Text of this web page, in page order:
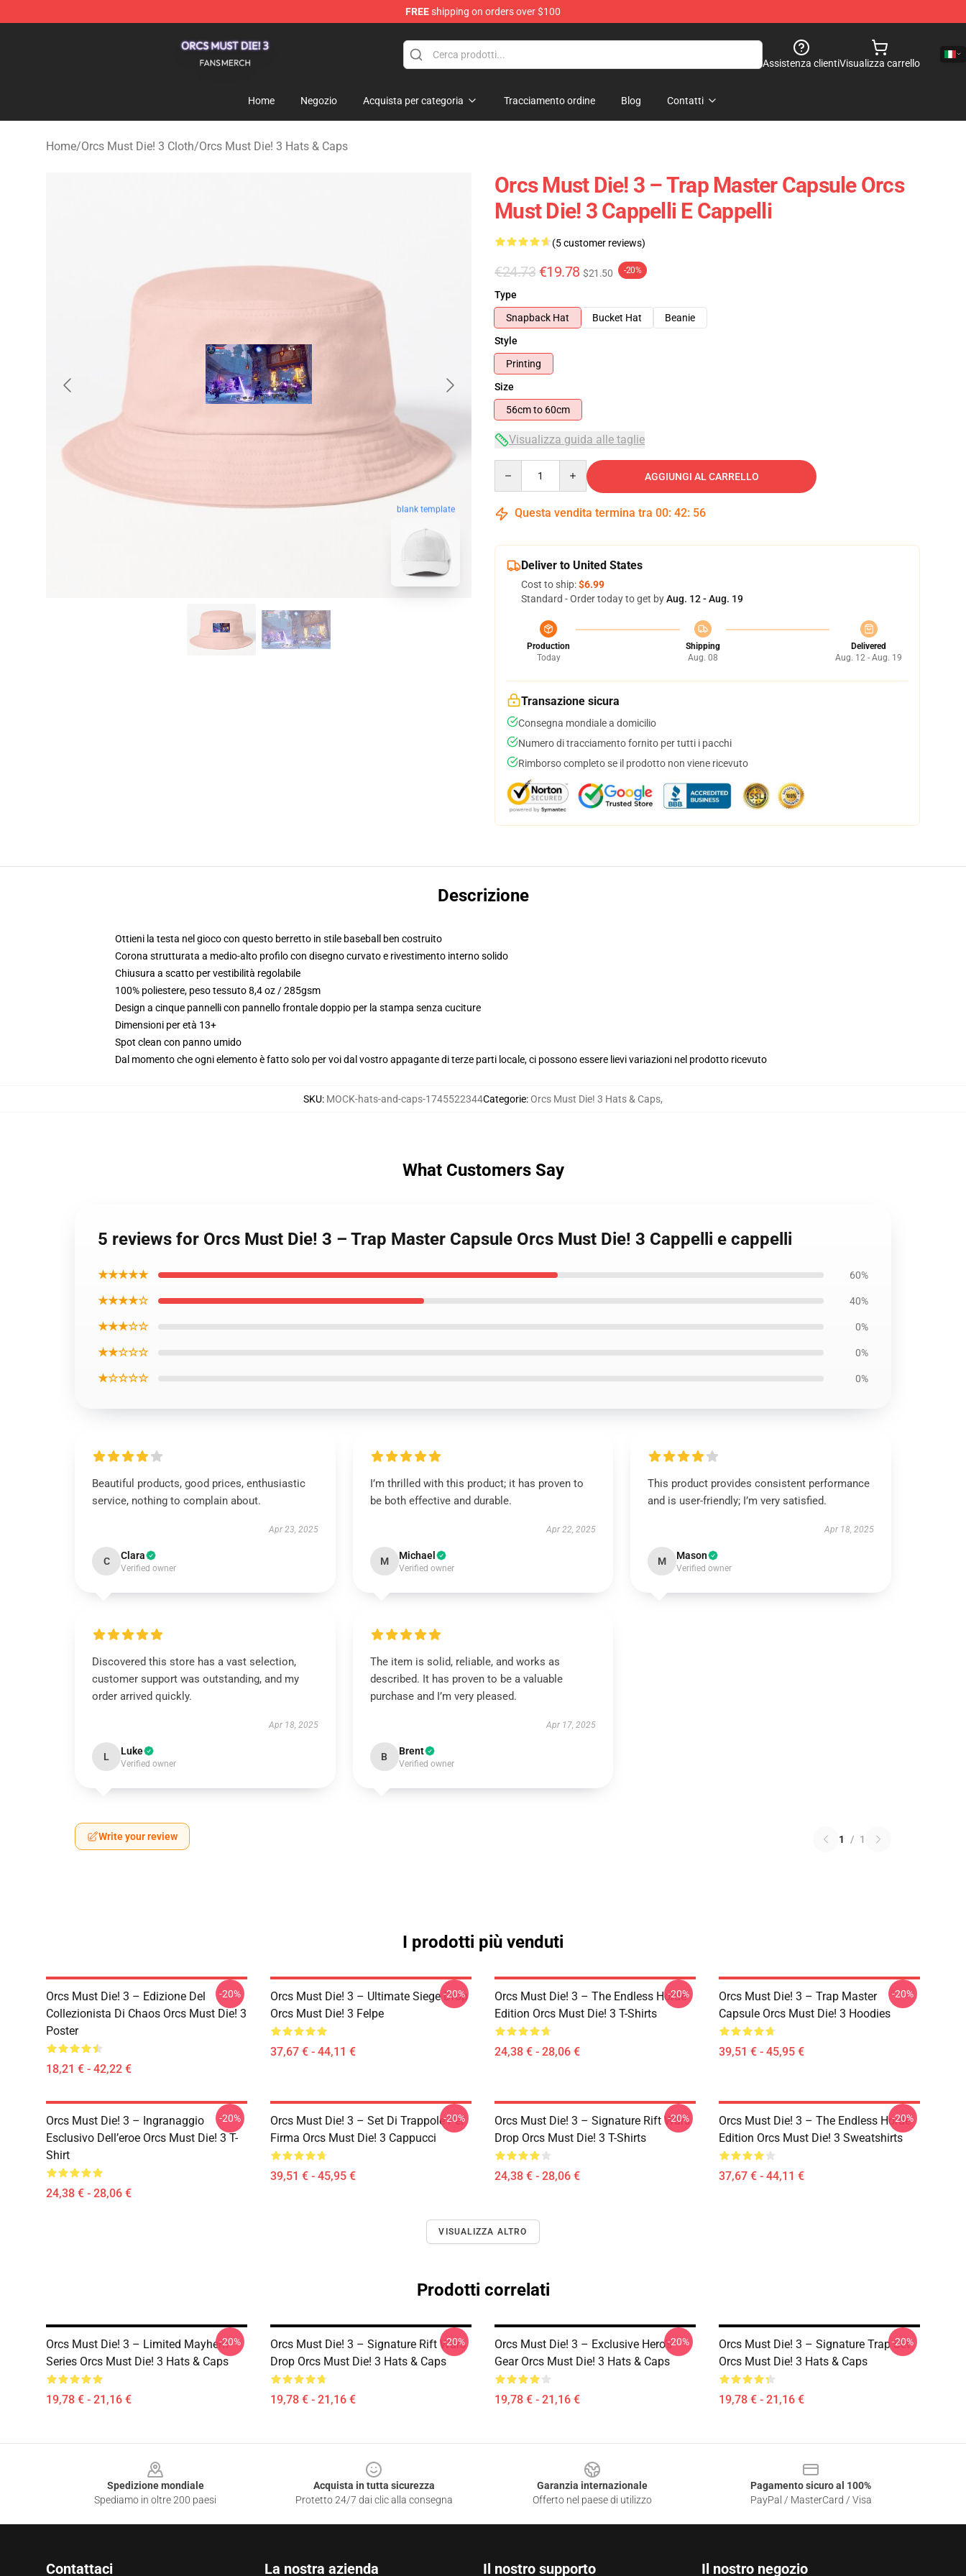
FREEshipping on orders over $100
Assistenza clientiVisualizza carrello
Home Negozio Acquista per categoria Tracciamento ordine Blog Contatti
Home/Orcs Must Die! 3 Cloth/Orcs Must Die! 3 Hats & Caps
blank template
Orcs Must Die! 3 – Trap Master Capsule Orcs
Must Die! 3 Cappelli E Cappelli
(5 customer reviews)
€24.73 €19.78 $21.50 -20%
Type
Snapback Hat
Bucket Hat
Beanie
Style
Printing
Size
56cm to 60cm
Visualizza guida alle taglie
AGGIUNGI AL CARRELLO
Questa vendita termina tra 00: 42: 54
Deliver to United States
Cost to ship:$6.99
Standard - Order today to get byAug. 12 - Aug. 19
Production
Today
Shipping
Aug. 08
Delivered
Aug. 12 - Aug. 19
Transazione sicura
Consegna mondiale a domicilio
Numero di tracciamento fornito per tutti i pacchi
Rimborso completo se il prodotto non viene ricevuto
Descrizione
Ottieni la testa nel gioco con questo berretto in stile baseball ben costruito
Corona strutturata a medio-alto profilo con disegno curvato e rivestimento interno solido
Chiusura a scatto per vestibilità regolabile
100% poliestere, peso tessuto 8,4 oz / 285gsm
Design a cinque pannelli con pannello frontale doppio per la stampa senza cuciture
Dimensioni per età 13+
Spot clean con panno umido
Dal momento che ogni elemento è fatto solo per voi dal vostro appagante di terze parti locale, ci possono essere lievi variazioni nel prodotto ricevuto
SKU: MOCK-hats-and-caps-1745522344Categorie:Orcs Must Die! 3 Hats & Caps,
What Customers Say
5 reviews for Orcs Must Die! 3 – Trap Master Capsule Orcs Must Die! 3 Cappelli e cappelli
★★★★★ 60%
★★★★☆ 40%
★★★☆☆ 0%
★★☆☆☆ 0%
★☆☆☆☆ 0%
Beautiful products, good prices, enthusiastic
service, nothing to complain about.
Apr 23, 2025
C Clara
Verified owner
I’m thrilled with this product; it has proven to
be both effective and durable.
Apr 22, 2025
M Michael
Verified owner
This product provides consistent performance
and is user-friendly; I’m very satisfied.
Apr 18, 2025
M Mason
Verified owner
Discovered this store has a vast selection,
customer support was outstanding, and my
order arrived quickly.
Apr 18, 2025
L Luke
Verified owner
The item is solid, reliable, and works as
described. It has proven to be a valuable
purchase and I’m very pleased.
Apr 17, 2025
B Brent
Verified owner
Write your review 1 / 1
I prodotti più venduti
Orcs Must Die! 3 – Edizione Del
Collezionista Di Chaos Orcs Must Die! 3
Poster
18,21 € - 42,22 €
-20%
Orcs Must Die! 3 – Ultimate Siege Drop
Orcs Must Die! 3 Felpe
37,67 € - 44,11 €
-20%
Orcs Must Die! 3 – The Endless Horde
Edition Orcs Must Die! 3 T-Shirts
24,38 € - 28,06 €
-20%
Orcs Must Die! 3 – Trap Master
Capsule Orcs Must Die! 3 Hoodies
39,51 € - 45,95 €
-20%
Orcs Must Die! 3 – Ingranaggio
Esclusivo Dell’eroe Orcs Must Die! 3 T-
Shirt
24,38 € - 28,06 €
-20%
Orcs Must Die! 3 – Set Di Trappole Per
Firma Orcs Must Die! 3 Cappucci
39,51 € - 45,95 €
-20%
Orcs Must Die! 3 – Signature Rift Wars
Drop Orcs Must Die! 3 T-Shirts
24,38 € - 28,06 €
-20%
Orcs Must Die! 3 – The Endless Horde
Edition Orcs Must Die! 3 Sweatshirts
37,67 € - 44,11 €
-20%
VISUALIZZA ALTRO
Prodotti correlati
Orcs Must Die! 3 – Limited Mayhem
Series Orcs Must Die! 3 Hats & Caps
19,78 € - 21,16 €
-20%
Orcs Must Die! 3 – Signature Rift Wars
Drop Orcs Must Die! 3 Hats & Caps
19,78 € - 21,16 €
-20%
Orcs Must Die! 3 – Exclusive Hero’s
Gear Orcs Must Die! 3 Hats & Caps
19,78 € - 21,16 €
-20%
Orcs Must Die! 3 – Signature Trap Set
Orcs Must Die! 3 Hats & Caps
19,78 € - 21,16 €
-20%
Spedizione mondiale
Spediamo in oltre 200 paesi
Acquista in tutta sicurezza
Protetto 24/7 dai clic alla consegna
Garanzia internazionale
Offerto nel paese di utilizzo
Pagamento sicuro al 100%
PayPal / MasterCard / Visa
Contattaci La nostra azienda Il nostro supporto Il nostro negozio